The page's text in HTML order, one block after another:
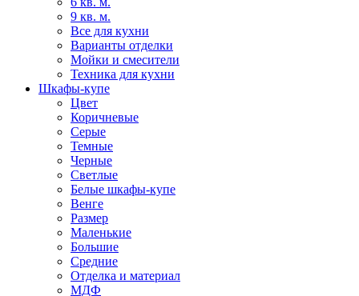
9 кв. м.
Все для кухни
Варианты отделки
Мойки и смесители
Техника для кухни
Шкафы-купе
Цвет
Коричневые
Серые
Темные
Черные
Светлые
Белые шкафы-купе
Венге
Размер
Маленькие
Большие
Средние
Отделка и материал
МДФ